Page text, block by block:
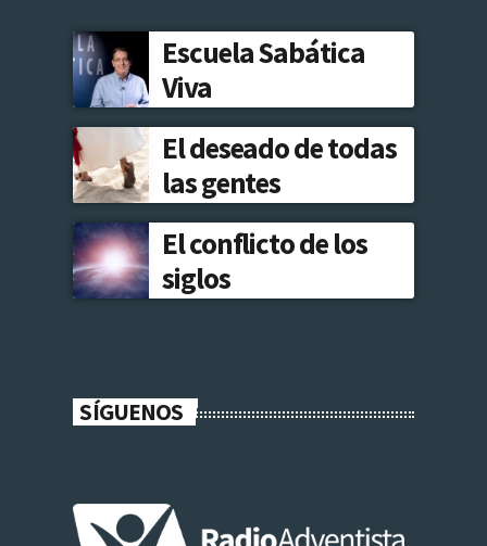
Escuela Sabática
Viva
El deseado de todas
las gentes
El conflicto de los
siglos
SÍGUENOS